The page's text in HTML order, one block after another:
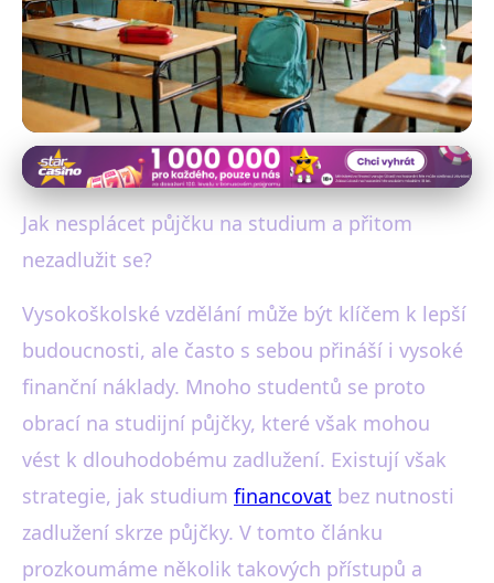
Alternativy k tradičním bankovním půjčkám
Studium bez dluhů: Jak
financovat vzdělání bez
půjček?
24. 12. 2025· 4 min čtení · Autor: Lucie Vávrová
Jak nesplácet půjčku na studium a přitom
nezadlužit se?
Vysokoškolské vzdělání může být klíčem k lepší
budoucnosti, ale často s sebou přináší i vysoké
finanční náklady. Mnoho studentů se proto
obrací na studijní půjčky, které však mohou
vést k dlouhodobému zadlužení. Existují však
strategie, jak studium financovat bez nutnosti
zadlužení skrze půjčky. V tomto článku
prozkoumáme několik takových přístupů a